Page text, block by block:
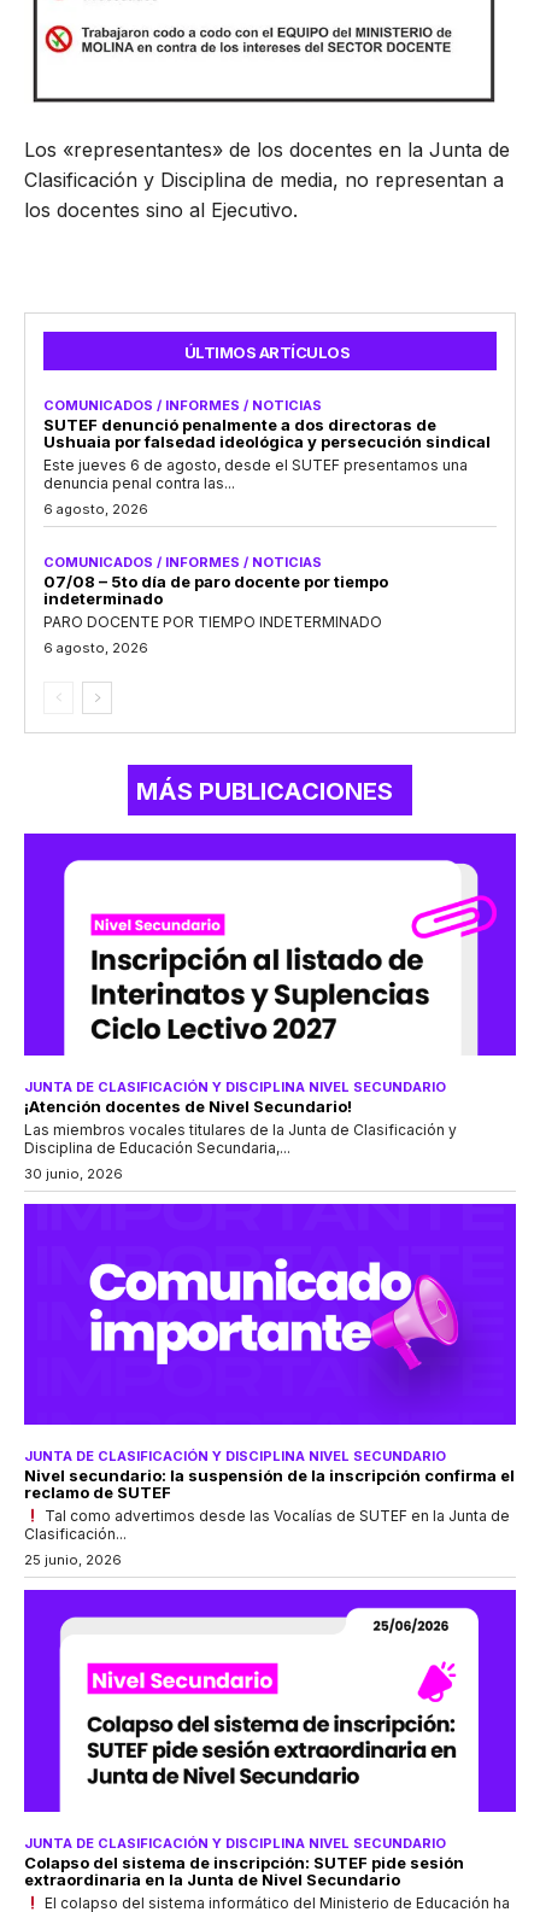
Los «representantes» de los docentes en la Junta de
Clasificación y Disciplina de media, no representan a
los docentes sino al Ejecutivo.
ÚLTIMOS ARTÍCULOS
COMUNICADOS / INFORMES / NOTICIAS
SUTEF denunció penalmente a dos directoras de
Ushuaia por falsedad ideológica y persecución sindical
Este jueves 6 de agosto, desde el SUTEF presentamos una
denuncia penal contra las...
6 agosto, 2026
COMUNICADOS / INFORMES / NOTICIAS
07/08 – 5to día de paro docente por tiempo
indeterminado
PARO DOCENTE POR TIEMPO INDETERMINADO
6 agosto, 2026
MÁS PUBLICACIONES
JUNTA DE CLASIFICACIÓN Y DISCIPLINA NIVEL SECUNDARIO
¡Atención docentes de Nivel Secundario!
Las miembros vocales titulares de la Junta de Clasificación y
Disciplina de Educación Secundaria,...
30 junio, 2026
JUNTA DE CLASIFICACIÓN Y DISCIPLINA NIVEL SECUNDARIO
Nivel secundario: la suspensión de la inscripción confirma el
reclamo de SUTEF
Tal como advertimos desde las Vocalías de SUTEF en la Junta de
Clasificación...
25 junio, 2026
JUNTA DE CLASIFICACIÓN Y DISCIPLINA NIVEL SECUNDARIO
Colapso del sistema de inscripción: SUTEF pide sesión
extraordinaria en la Junta de Nivel Secundario
El colapso del sistema informático del Ministerio de Educación ha